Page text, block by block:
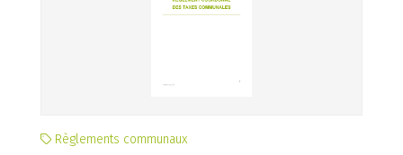
Règlements communaux